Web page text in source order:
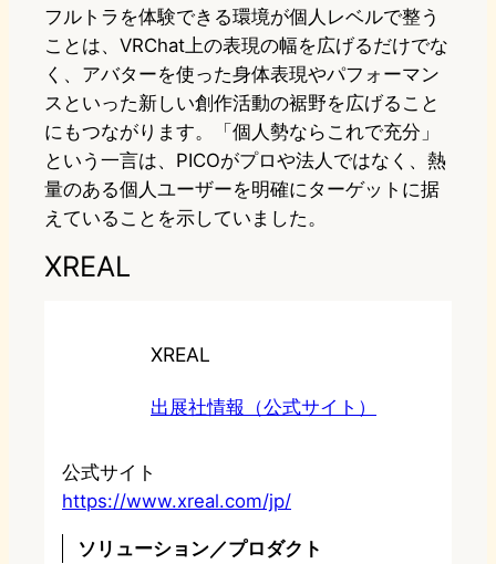
フルトラを体験できる環境が個人レベルで整う
ことは、VRChat上の表現の幅を広げるだけでな
く、アバターを使った身体表現やパフォーマン
スといった新しい創作活動の裾野を広げること
にもつながります。「個人勢ならこれで充分」
という一言は、PICOがプロや法人ではなく、熱
量のある個人ユーザーを明確にターゲットに据
えていることを示していました。
XREAL
XREAL
出展社情報（公式サイト）
公式サイト
https://www.xreal.com/jp/
ソリューション／プロダクト